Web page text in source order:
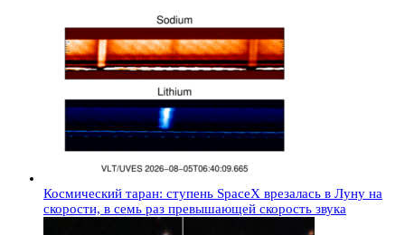
Космический таран: ступень SpaceX врезалась в Луну на
скорости, в семь раз превышающей скорость звука